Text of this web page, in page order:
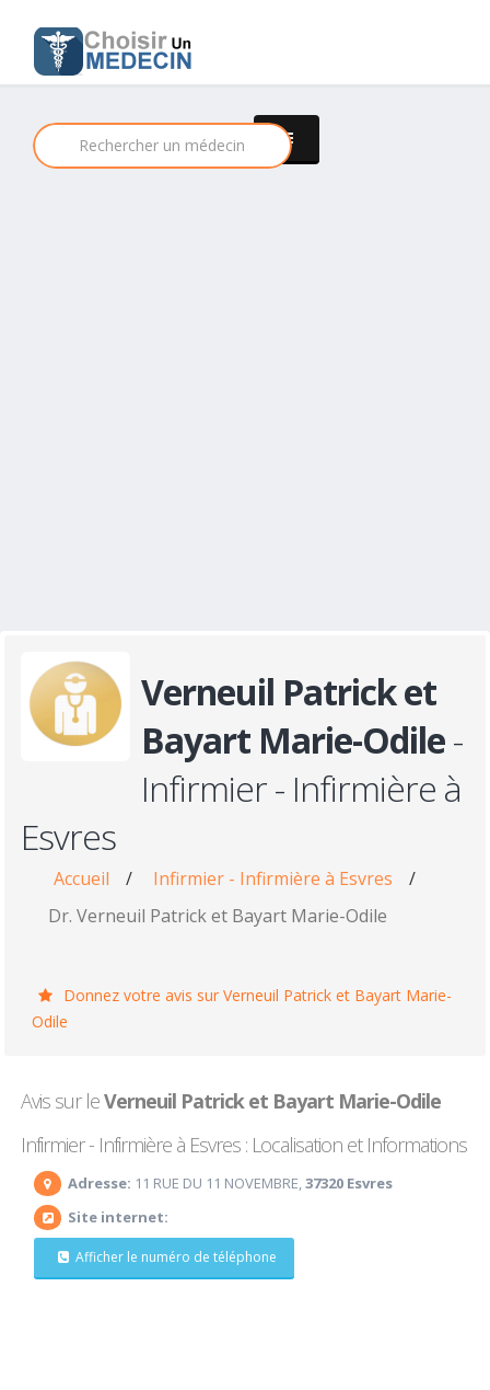
Verneuil Patrick et
Bayart Marie-Odile-
Infirmier - Infirmière à
Esvres
Accueil / Infirmier - Infirmière à Esvres
/
Dr. Verneuil Patrick et Bayart Marie-Odile
Donnez votre avis sur Verneuil Patrick et Bayart Marie-
Odile
Avis sur leVerneuil Patrick et Bayart Marie-Odile
Infirmier - Infirmière à Esvres : Localisation et Informations
Adresse: 11 RUE DU 11 NOVEMBRE,37320 Esvres
Site internet:
Afficher le numéro de téléphone